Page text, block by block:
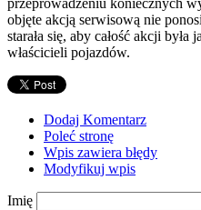
objęte akcją serwisową nie
starała się, aby całość akcji
właścicieli pojazdów.
Dodaj Komentarz
Poleć stronę
Wpis zawiera błędy
Modyfikuj wpis
Imię